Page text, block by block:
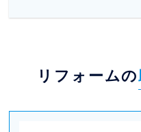
リフォームの